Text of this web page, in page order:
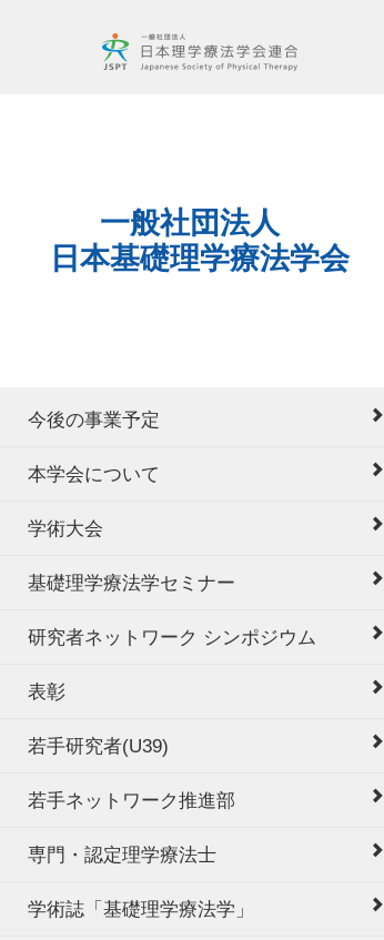
一般社団法人
日本基礎理学療法学会
今後の事業予定
本学会について
学術大会
基礎理学療法学セミナー
研究者ネットワーク シンポジウム
表彰
若手研究者(U39)
若手ネットワーク推進部
専門・認定理学療法士
学術誌「基礎理学療法学」